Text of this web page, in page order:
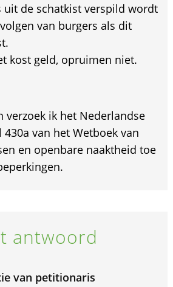
uit de schatkist verspild wordt
van burgers als dit
kost geld, opruimen niet.
verzoek ik het Nederlandse
van het Wetboek van
en openbare naaktheid toe
antwoord
van petitionaris